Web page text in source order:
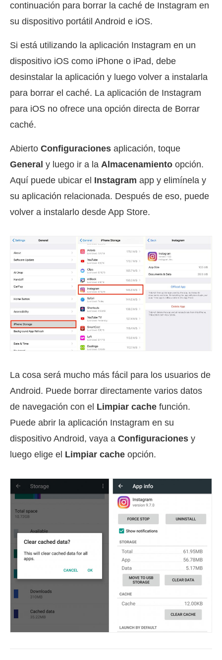
continuación para borrar la caché de Instagram en
su dispositivo portátil Android e iOS.
Si está utilizando la aplicación Instagram en un
dispositivo iOS como iPhone o iPad, debe
desinstalar la aplicación y luego volver a instalarla
para borrar el caché. La aplicación de Instagram
para iOS no ofrece una opción directa de Borrar
caché.
Abierto Configuraciones aplicación, toque
General y luego ir a la Almacenamiento opción.
Aquí puede ubicar el Instagram app y elimínela y
su aplicación relacionada. Después de eso, puede
volver a instalarlo desde App Store.
La cosa será mucho más fácil para los usuarios de
Android. Puede borrar directamente varios datos
de navegación con el Limpiar cache función.
Puede abrir la aplicación Instagram en su
dispositivo Android, vaya a Configuraciones y
luego elige el Limpiar cache opción.